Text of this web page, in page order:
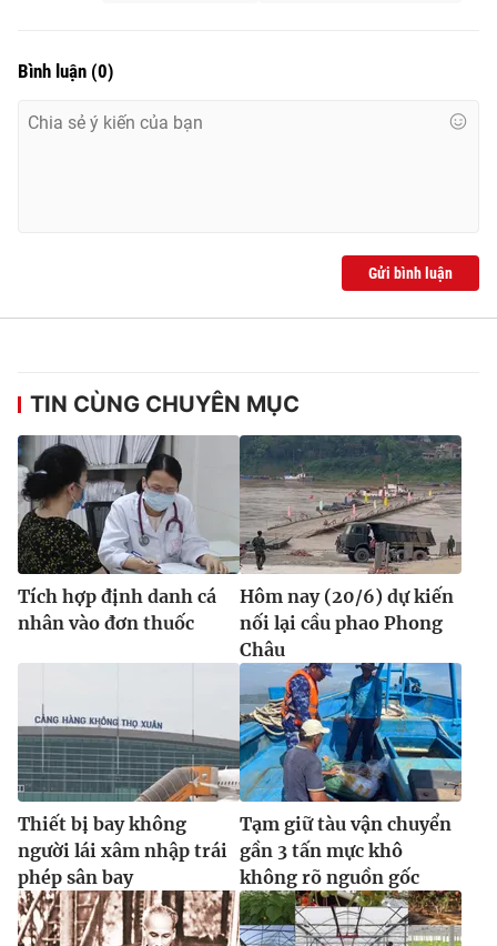
Bình luận (0)
Gửi bình luận
TIN CÙNG CHUYÊN MỤC
Tích hợp định danh cá
nhân vào đơn thuốc
Hôm nay (20/6) dự kiến
nối lại cầu phao Phong
Châu
Thiết bị bay không
người lái xâm nhập trái
phép sân bay
Tạm giữ tàu vận chuyển
gần 3 tấn mực khô
không rõ nguồn gốc